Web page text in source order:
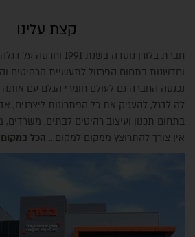
קצת עלינו
חברת בלורן נוסדה בשנת
וחדשנות בתחום הפרזול לתעשיית הרהיטים
נכנסה החברה גם לעולם חומרי הגלם עם אותה
לה לדגל, להעניק את כל הפתרונות ליצרנים,
בתחום תכנון ועיצוב רהיטים לבתים, משרדים,
אין צורך להתרוצץ ממקום למקום... הכל